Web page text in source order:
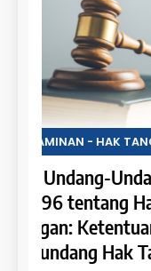
HUKUM
Pasal 27
Tahun 1996
Penerapan
Rumah